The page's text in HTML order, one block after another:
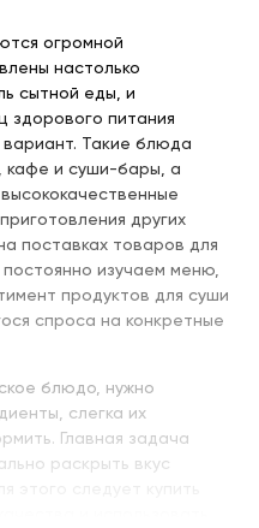
огромной
настолько
сытной еды, и
здорового питания
Такие блюда
кафе и суши-бары, а
других
поставках товаров для
постоянно изучаем меню,
продуктов для суши
спроса на конкретные
блюдо, нужно
слегка их
Главная задача
раскрыть вкус